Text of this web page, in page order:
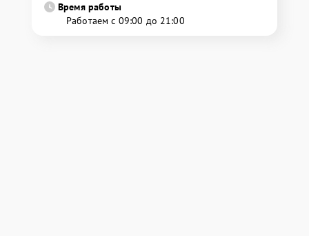
Время работы
Работаем с 09:00 до 21:00